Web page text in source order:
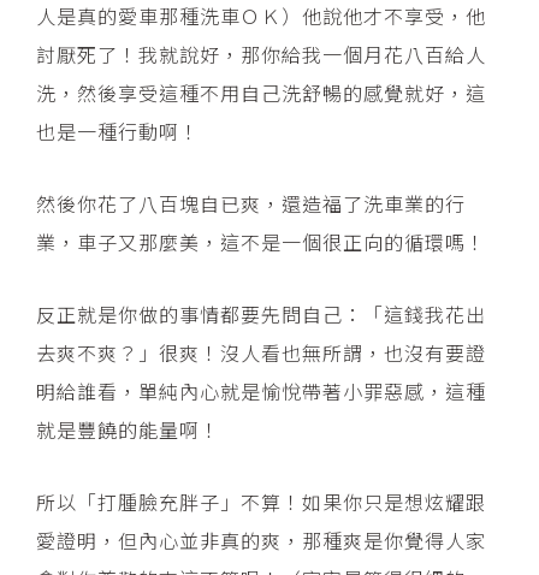
人是真的愛車那種洗車ＯＫ）他說他才不享受，他
討厭死了！我就說好，那你給我一個月花八百給人
洗，然後享受這種不用自己洗舒暢的感覺就好，這
也是一種行動啊！
然後你花了八百塊自已爽，還造福了洗車業的行
業，車子又那麼美，這不是一個很正向的循環嗎！
反正就是你做的事情都要先問自己：「這錢我花出
去爽不爽？」很爽！沒人看也無所謂，也沒有要證
明給誰看，單純內心就是愉悅帶著小罪惡感，這種
就是豐饒的能量啊！
所以「打腫臉充胖子」不算！如果你只是想炫耀跟
愛證明，但內心並非真的爽，那種爽是你覺得人家